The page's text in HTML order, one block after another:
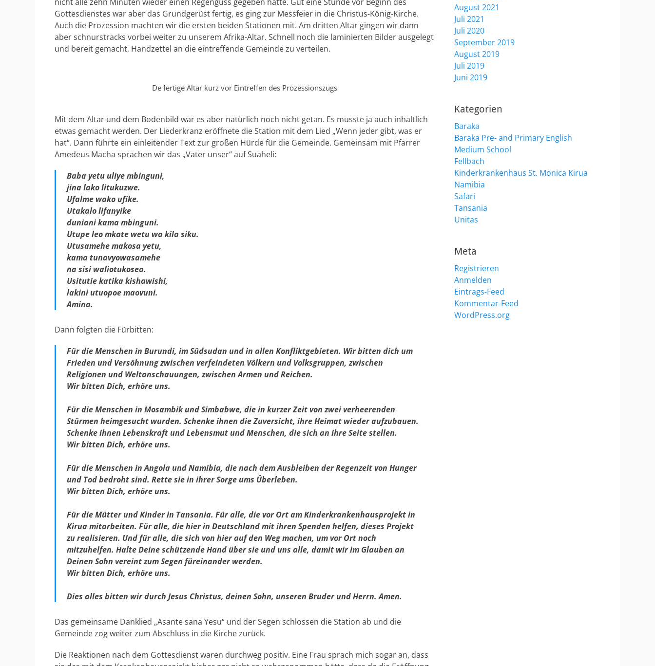
Gottesdienstes war aber das Grundgerüst fertig, es ging zur Messfeier in die Christus-König-Kirche.
Auch die Prozession machten wir die ersten beiden Stationen mit. Am dritten Altar gingen wir dann
aber schnurstracks vorbei weiter zu unserem Afrika-Altar. Schnell noch die laminierten Bilder ausgelegt
und bereit gemacht, Handzettel an die eintreffende Gemeinde zu verteilen.
De fertige Altar kurz vor Eintreffen des Prozessionszugs
Mit dem Altar und dem Bodenbild war es aber natürlich noch nicht getan. Es musste ja auch inhaltlich
etwas gemacht werden. Der Liederkranz eröffnete die Station mit dem Lied „Wenn jeder gibt, was er
hat“. Dann führte ein einleitender Text zur großen Hürde für die Gemeinde. Gemeinsam mit Pfarrer
Amedeus Macha sprachen wir das „Vater unser“ auf Suaheli:
Baba yetu uliye mbinguni,
jina lako litukuzwe.
Ufalme wako ufike.
Utakalo lifanyike
duniani kama mbinguni.
Utupe leo mkate wetu wa kila siku.
Utusamehe makosa yetu,
kama tunavyowasamehe
na sisi waliotukosea.
Usitutie katika kishawishi,
lakini utuopoe maovuni.
Amina.
Dann folgten die Fürbitten:
Für die Menschen in Burundi, im Südsudan und in allen Konfliktgebieten. Wir bitten dich um
Frieden und Versöhnung zwischen verfeindeten Völkern und Volksgruppen, zwischen
Religionen und Weltanschauungen, zwischen Armen und Reichen.
Wir bitten Dich, erhöre uns.
Für die Menschen in Mosambik und Simbabwe, die in kurzer Zeit von zwei verheerenden
Stürmen heimgesucht wurden. Schenke ihnen die Zuversicht, ihre Heimat wieder aufzubauen.
Schenke ihnen Lebenskraft und Lebensmut und Menschen, die sich an ihre Seite stellen.
Wir bitten Dich, erhöre uns.
Für die Menschen in Angola und Namibia, die nach dem Ausbleiben der Regenzeit von Hunger
und Tod bedroht sind. Rette sie in ihrer Sorge ums Überleben.
Wir bitten Dich, erhöre uns.
Für die Mütter und Kinder in Tansania. Für alle, die vor Ort am Kinderkrankenhausprojekt in
Kirua mitarbeiten. Für alle, die hier in Deutschland mit ihren Spenden helfen, dieses Projekt
zu realisieren. Und für alle, die sich von hier auf den Weg machen, um vor Ort noch
mitzuhelfen. Halte Deine schützende Hand über sie und uns alle, damit wir im Glauben an
Deinen Sohn vereint zum Segen füreinander werden.
Wir bitten Dich, erhöre uns.
Dies alles bitten wir durch Jesus Christus, deinen Sohn, unseren Bruder und Herrn. Amen.
Das gemeinsame Danklied „Asante sana Yesu“ und der Segen schlossen die Station ab und die
Gemeinde zog weiter zum Abschluss in die Kirche zurück.
Die Reaktionen nach dem Gottesdienst waren durchweg positiv. Eine Frau sprach mich sogar an, dass
August 2021
Juli 2021
Juli 2020
September 2019
August 2019
Juli 2019
Juni 2019
Kategorien
Baraka
Baraka Pre- and Primary English
Medium School
Fellbach
Kinderkrankenhaus St. Monica Kirua
Namibia
Safari
Tansania
Unitas
Meta
Registrieren
Anmelden
Eintrags-Feed
Kommentar-Feed
WordPress.org